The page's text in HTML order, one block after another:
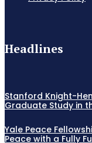
Headlines
Stanford Knight-
Graduate Study in
Yale Peace
Peace with a Fully